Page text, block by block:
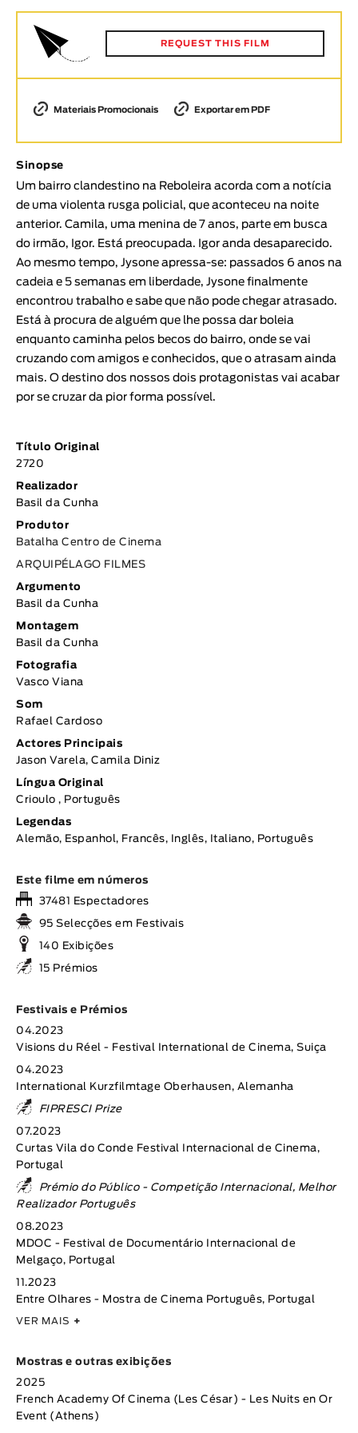
Animar
DURAÇÃO
< / >
GÉNERO
Ficção
Animação
Documentário
TÓPICOS
Tópicos selecionados
REQUEST THIS FILM
Materiais Promocionais Exportar em PDF
Sinopse
Um bairro clandestino na Reboleira acorda com a notícia
de uma violenta rusga policial, que aconteceu na noite
anterior. Camila, uma menina de 7 anos, parte em busca
do irmão, Igor. Está preocupada. Igor anda desaparecido.
Ao mesmo tempo, Jysone apressa-se: passados 6 anos na
cadeia e 5 semanas em liberdade, Jysone finalmente
encontrou trabalho e sabe que não pode chegar atrasado.
Está à procura de alguém que lhe possa dar boleia
enquanto caminha pelos becos do bairro, onde se vai
cruzando com amigos e conhecidos, que o atrasam ainda
mais. O destino dos nossos dois protagonistas vai acabar
por se cruzar da pior forma possível.
Título Original
2720
Realizador
Basil da Cunha
Produtor
Batalha Centro de Cinema
ARQUIPÉLAGO FILMES
Argumento
Basil da Cunha
Montagem
Basil da Cunha
Fotografia
Vasco Viana
Som
Rafael Cardoso
Actores Principais
Jason Varela, Camila Diniz
Língua Original
Crioulo , Português
Legendas
Alemão, Espanhol, Francês, Inglês, Italiano, Português
Este filme em números
37481 Espectadores
95 Selecções em Festivais
140 Exibições
15 Prémios
Festivais e Prémios
04.2023
Visions du Réel - Festival International de Cinema, Suiça
04.2023
International Kurzfilmtage Oberhausen, Alemanha
FIPRESCI Prize
07.2023
Curtas Vila do Conde Festival Internacional de Cinema,
Portugal
Prémio do Público - Competição Internacional, Melhor
Realizador Português
08.2023
MDOC - Festival de Documentário Internacional de
Melgaço, Portugal
11.2023
Entre Olhares - Mostra de Cinema Português, Portugal
VER MAIS +
Mostras e outras exibições
2025
French Academy Of Cinema (Les César) - Les Nuits en Or
Event (Athens)